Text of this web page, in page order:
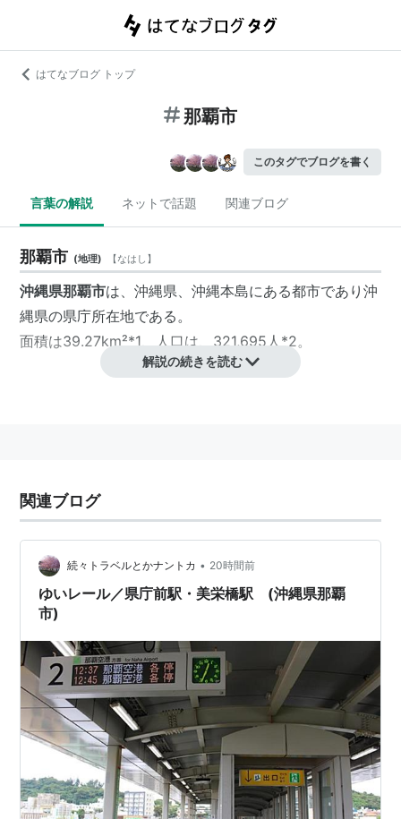
はてなブログ トップ
那覇市
このタグでブログを書く
言葉の解説 ネットで話題 関連ブログ
那覇市 (地理) 【なはし 】
沖縄県那覇市は、沖縄県、沖縄本島にある都市であり沖
縄県の県庁所在地である。
面積は39.27km²*1、人口は、321,695人*2。
1950年8月1日、みなと村を編入。
1954年9月1日、首里市、小禄村を合併した。
1957年12月17日、真和志市を合併した。
1972年5月15日、日本に復帰。
2012年10月19日、2013年4月1日から中核市に指定する
ことが閣議で決定された。
2012年10月24日、中核市に指定する政令第264号が公
布された。
2013年4月1日、中核市に指定。
→ キーワード「那覇」を参照。
*1:2013年10月1日現在、豊見城市との間に境界一部未定
地があるため参考値
解説の続きを読む
関連ブログ
続々トラベルとかナントカ • 20時間前
ゆいレール／県庁前駅・美栄橋駅 (沖縄県那覇
市)